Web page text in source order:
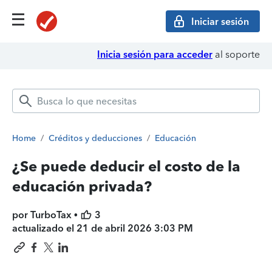
Iniciar sesión
Inicia sesión para acceder al soporte
Home / Créditos y deducciones / Educación
¿Se puede deducir el costo de la
educación privada?
por TurboTax •
3
actualizado el 21 de abril 2026 3:03 PM